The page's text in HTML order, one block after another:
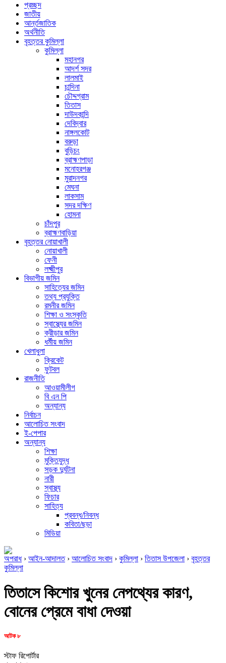
প্রচ্ছদ
জাতীয়
আর্ন্তজাতিক
অর্থনীতি
বৃহত্তর কুমিল্লা
কুমিল্লা
মহানগর
আদর্শ সদর
লালমাই
চান্দিনা
চৌদ্দগ্রাম
তিতাস
দাউদকান্দি
দেবিদ্বার
নাঙ্গলকোট
বরুড়া
বুড়িচং
ব্রাহ্মণপাড়া
মনোহরগঞ্জ
মুরাদনগর
মেঘনা
লাকসাম
সদর দক্ষিণ
হোমনা
চাঁদপুর
ব্রাহ্মণবাড়িয়া
বৃহত্তর নোয়াখালী
নোয়াখালী
ফেনী
লক্ষ্মীপুর
বিভাগীয় জমিন
সাহিত্যের জমিন
তথ্য প্রযুক্তি
রমনীর জমিন
শিক্ষা ও সংস্কৃতি
স্বাস্থ্যের জমিন
ক্রীড়ার জমিন
ধর্মীয় জমিন
খেলাধুলা
ক্রিকেট
ফুটবল
রাজনীতি
আওয়ামীলীগ
বি এন পি
অন্যান্য
নির্বাচন
আলোচিত সংবাদ
ই-পেপার
অন্যান্য
শিক্ষা
মুক্তিযুদ্ধ
সড়ক দুর্ঘটনা
নারী
স্বাস্থ্য
ফিচার
সাহিত্য
প্রবন্ধ/নিবন্ধ
কবিতা/ছড়া
মিডিয়া
অপরাধ› আইন-আদালত› আলোচিত সংবাদ › কুমিল্লা › তিতাস উপজেলা › বৃহত্তর
কুমিল্লা
তিতাসে কিশোর খুনের নেপথ্যের কারণ,
বোনের প্রেমে বাধা দেওয়া
আটক ৮
স্টাফ রিপোর্টার